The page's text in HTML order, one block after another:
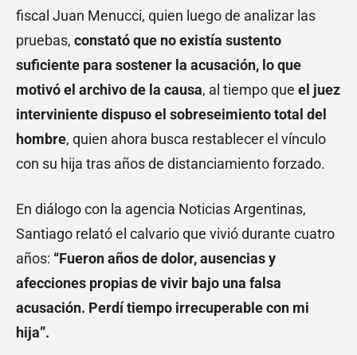
fiscal Juan Menucci, quien luego de analizar las
pruebas, constató que no existía sustento
suficiente para sostener la acusación, lo que
motivó el archivo de la causa, al tiempo que el juez
interviniente dispuso el sobreseimiento total del
hombre, quien ahora busca restablecer el vínculo
con su hija tras años de distanciamiento forzado.
En diálogo con la agencia Noticias Argentinas,
Santiago relató el calvario que vivió durante cuatro
años: “Fueron años de dolor, ausencias y
afecciones propias de vivir bajo una falsa
acusación. Perdí tiempo irrecuperable con mi
hija”.